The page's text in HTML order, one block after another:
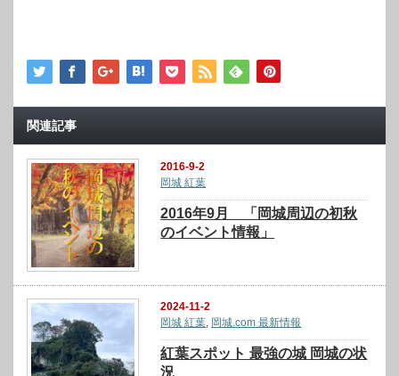
関連記事
2016-9-2
岡城 紅葉
2016年9月 「岡城周辺の初秋
のイベント情報」
2024-11-2
岡城 紅葉 岡城.com 最新情報
紅葉スポット 最強の城 岡城の状
況